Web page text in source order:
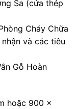
Sa (cửa thép
Cháy Chữa
và các tiêu
Gỗ Hoàn
hoặc 900 x